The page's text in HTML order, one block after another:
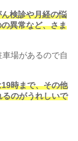
検診や月経の悩
異常など、さま
場があるので自
時まで、その他
のがうれしいで